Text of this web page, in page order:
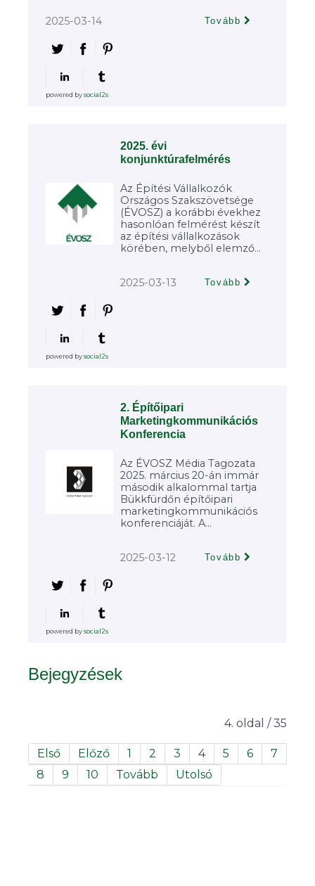
2025-03-14 Tovább
powered bysocial2s
2025. évi
konjunktúrafelmérés
Az Építési Vállalkozók
Országos Szakszövetsége
(ÉVOSZ) a korábbi évekhez
hasonlóan felmérést készít
az építési vállalkozások
körében, melyből elemző...
2025-03-13 Tovább
powered bysocial2s
2. Építőipari
Marketingkommunikációs
Konferencia
Az ÉVOSZ Média Tagozata
2025. március 20-án immár
második alkalommal tartja
Bükkfürdőn építőipari
marketingkommunikációs
konferenciáját. A...
2025-03-12 Tovább
powered bysocial2s
Bejegyzések
4. oldal / 35
Első Előző 1 2 3 4 5 6
7
8
9 10 Tovább Utolsó